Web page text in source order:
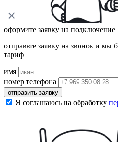
оформите заявку на подключение
отправьте заявку на звонок и мы
тариф
имя
номер телефона
отправить заявку
Я соглашаюсь на обработку